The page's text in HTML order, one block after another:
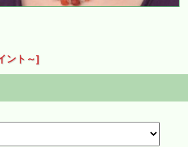
ント～]